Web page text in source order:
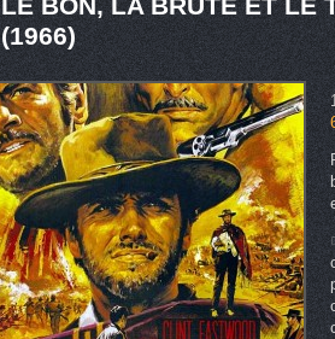
LE BON, LA BRUTE ET LE
(1966)